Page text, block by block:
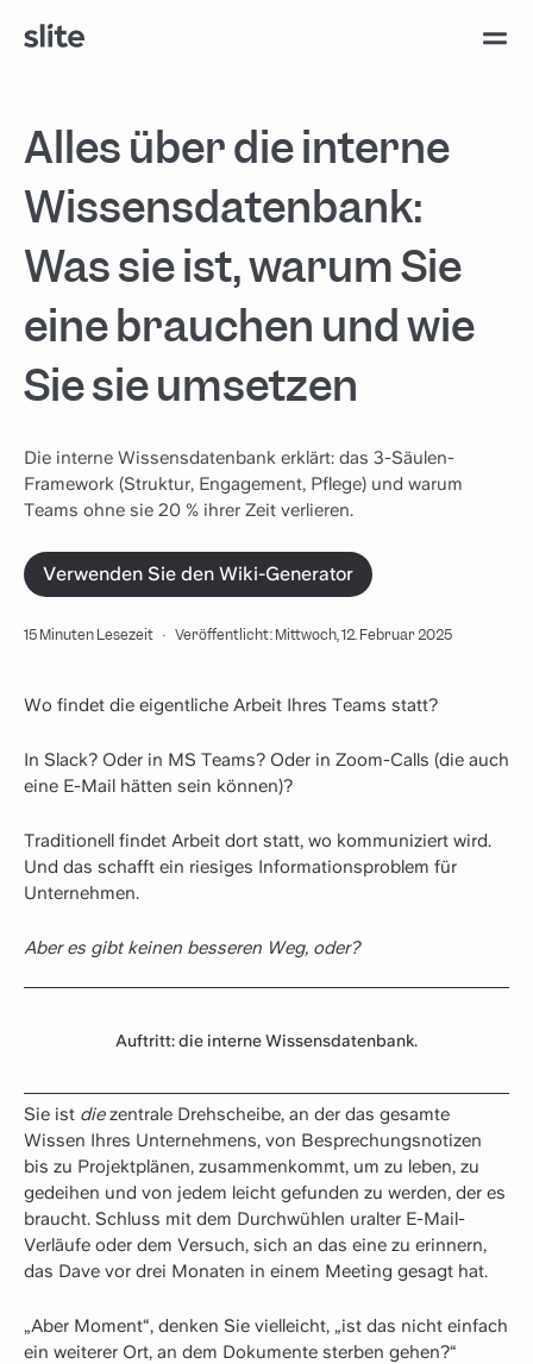
Alles über die interne
Wissensdatenbank:
Was sie ist, warum Sie
eine brauchen und wie
Sie sie umsetzen
Die interne Wissensdatenbank erklärt: das 3-Säulen-
Framework (Struktur, Engagement, Pflege) und warum
Teams ohne sie 20 % ihrer Zeit verlieren.
Verwenden Sie den Wiki-Generator
15 Minuten Lesezeit · Veröffentlicht: Mittwoch, 12. Februar 2025
Wo findet die eigentliche Arbeit Ihres Teams statt?
In Slack? Oder in MS Teams? Oder in Zoom-Calls (die auch
eine E-Mail hätten sein können)?
Traditionell findet Arbeit dort statt, wo kommuniziert wird.
Und das schafft ein riesiges Informationsproblem für
Unternehmen.
Aber es gibt keinen besseren Weg, oder?
Auftritt: die interne Wissensdatenbank.
Sie ist diezentrale Drehscheibe, an der das gesamte
Wissen Ihres Unternehmens, von Besprechungsnotizen
bis zu Projektplänen, zusammenkommt, um zu leben, zu
gedeihen und von jedem leicht gefunden zu werden, der es
braucht. Schluss mit dem Durchwühlen uralter E-Mail-
Verläufe oder dem Versuch, sich an das eine zu erinnern,
das Dave vor drei Monaten in einem Meeting gesagt hat.
„Aber Moment“, denken Sie vielleicht, „ist das nicht einfach
ein weiterer Ort, an dem Dokumente sterben gehen?“